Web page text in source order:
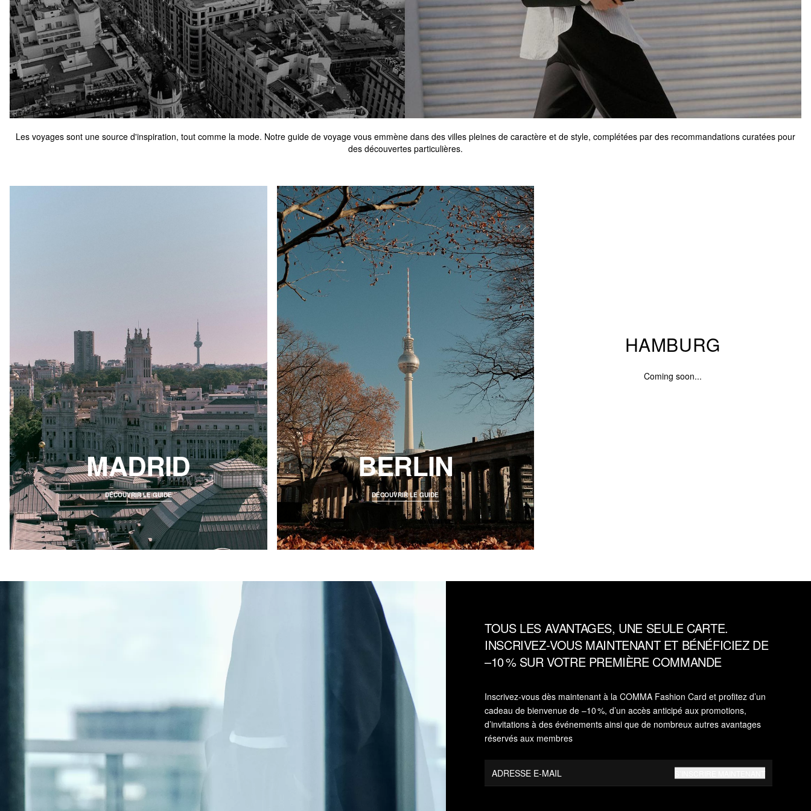
Les voyages sont une source d'inspiration, tout comme la mode. Notre guide de voyage vous emmène dans des villes pleines de caractère et de style, complétées par des recommandations curatées pour
des découvertes particulières.
MADRID
DÉCOUVRIR LE GUIDE
BERLIN
DÉCOUVRIR LE GUIDE
HAMBURG
Coming soon...
TOUS LES AVANTAGES, UNE SEULE CARTE.
INSCRIVEZ‑VOUS MAINTENANT ET BÉNÉFICIEZ DE
–10 % SUR VOTRE PREMIÈRE COMMANDE
Inscrivez‑vous dès maintenant à la COMMA Fashion Card et profitez d’un
cadeau de bienvenue de –10 %, d’un accès anticipé aux promotions,
d’invitations à des événements ainsi que de nombreux autres avantages
réservés aux membres
ADRESSE E-MAIL